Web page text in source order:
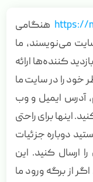
هنگامی
می‌نویسند، ما
کننده‌ها ارائه
را در سایت ما
آدرس ایمیل و وب
برای راحتی
دوباره جزئیات
ارسال کنید. این
از برگه ورود ما